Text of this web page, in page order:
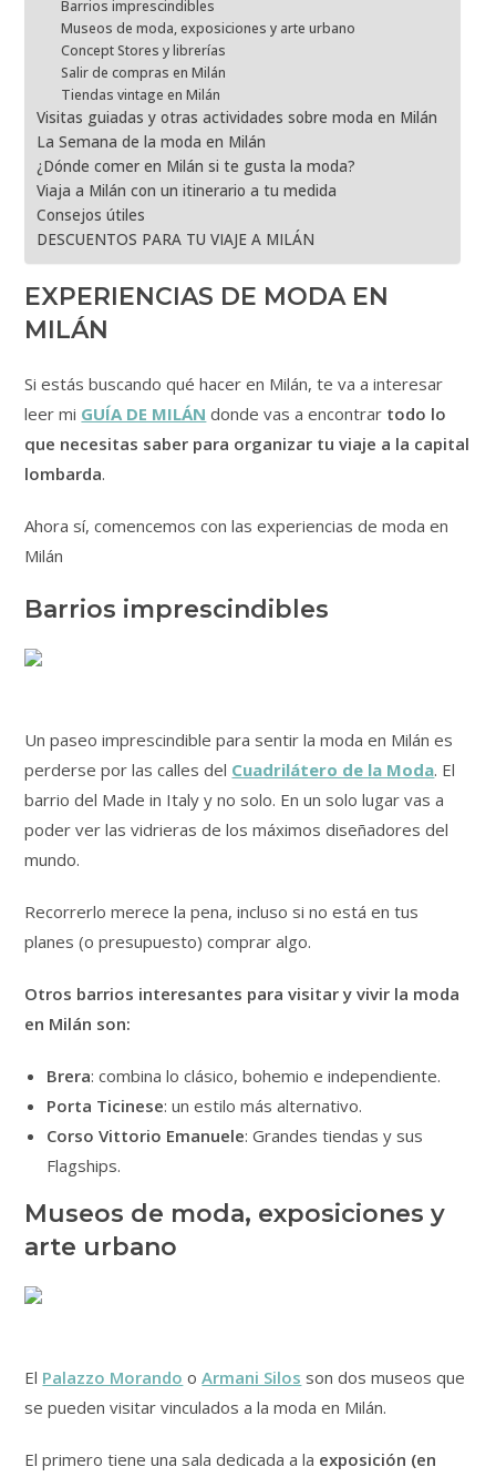
Barrios imprescindibles
Museos de moda, exposiciones y arte urbano
Concept Stores y librerías
Salir de compras en Milán
Tiendas vintage en Milán
Visitas guiadas y otras actividades sobre moda en Milán
La Semana de la moda en Milán
¿Dónde comer en Milán si te gusta la moda?
Viaja a Milán con un itinerario a tu medida
Consejos útiles
DESCUENTOS PARA TU VIAJE A MILÁN
EXPERIENCIAS DE MODA EN
MILÁN
Si estás buscando qué hacer en Milán, te va a interesar
leer mi GUÍA DE MILÁN donde vas a encontrar todo lo
que necesitas saber para organizar tu viaje a la capital
lombarda.
Ahora sí, comencemos con las experiencias de moda en
Milán
Barrios imprescindibles
Un paseo imprescindible para sentir la moda en Milán es
perderse por las calles del Cuadrilátero de la Moda. El
barrio del Made in Italy y no solo. En un solo lugar vas a
poder ver las vidrieras de los máximos diseñadores del
mundo.
Recorrerlo merece la pena, incluso si no está en tus
planes (o presupuesto) comprar algo.
Otros barrios interesantes para visitar y vivir la moda
en Milán son:
Brera: combina lo clásico, bohemio e independiente.
Porta Ticinese: un estilo más alternativo.
Corso Vittorio Emanuele: Grandes tiendas y sus
Flagships.
Museos de moda, exposiciones y
arte urbano
El Palazzo Morando oArmani Silos son dos museos que
se pueden visitar vinculados a la moda en Milán.
El primero tiene una sala dedicada a la exposición (en